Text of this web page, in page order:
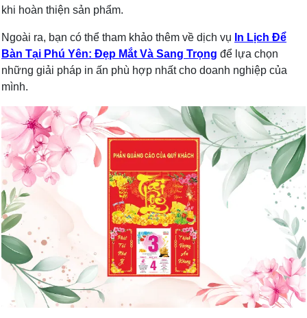
khi hoàn thiện sản phẩm.
Ngoài ra, bạn có thể tham khảo thêm về dịch vụ In Lịch Để
Bàn Tại Phú Yên: Đẹp Mắt Và Sang Trọng để lựa chọn
những giải pháp in ấn phù hợp nhất cho doanh nghiệp của
mình.